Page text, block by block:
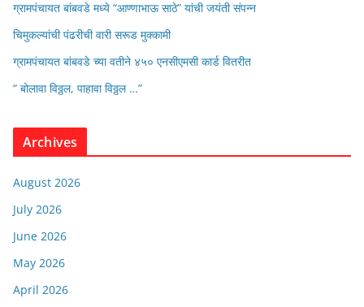
ग्रामपंचायत बांबवडे मध्ये “आण्णाभाऊ साठे” यांची जयंती संपन्न
चिमुकल्यांची पंढरीची वारी सरूड मुक्कामी
ग्रामपंचायत बांबवडे च्या वतीने ४५० एनसीएमसी कार्ड वितरीत
“ बोलावा विठ्ठल, पाहावा विठ्ठल …”
Archives
August 2026
July 2026
June 2026
May 2026
April 2026